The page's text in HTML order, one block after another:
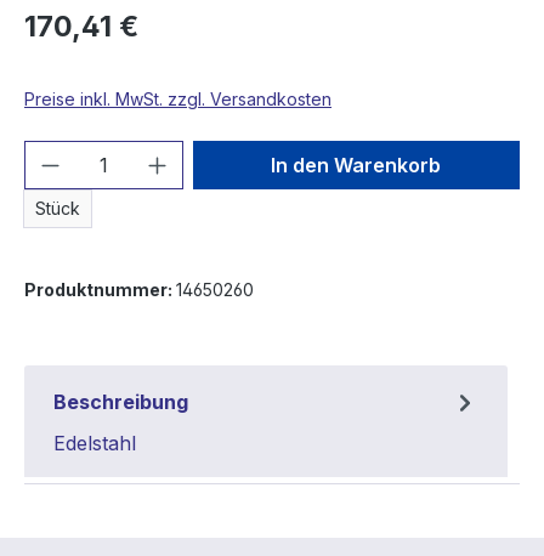
170,41 €
Preise inkl. MwSt. zzgl. Versandkosten
Produkt Anzahl: Gib den
Stück
In den Warenkorb
Produktnummer: 14650260
Beschreibung
Edelstahl